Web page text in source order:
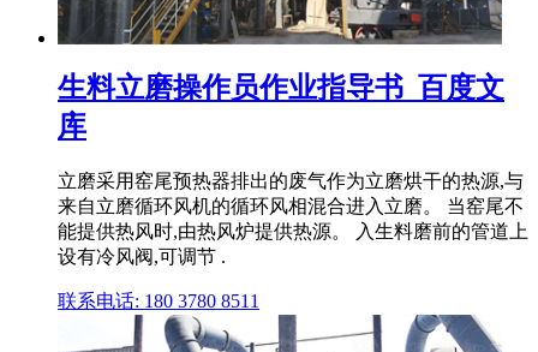
生料立磨操作员作业指导书_百度文
库
立磨采用窑尾预热器排出的废气作为立磨烘干的热源,与
来自立磨循环风机的循环风相混合进入立磨。 当窑尾不
能提供热风时,由热风炉提供热源。 入生料磨前的管道上
设有冷风阀,可调节 .
联系电话: 180 3780 8511